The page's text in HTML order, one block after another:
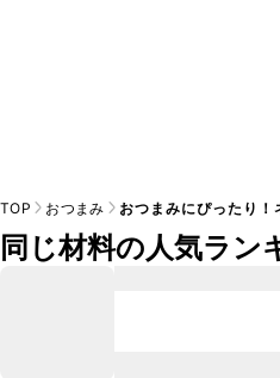
TOP おつまみ おつまみにぴったり！
同じ材料の人気ラン